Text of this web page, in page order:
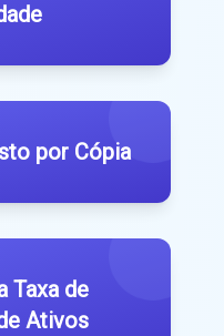
por Cópia
Taxa de
Ativos